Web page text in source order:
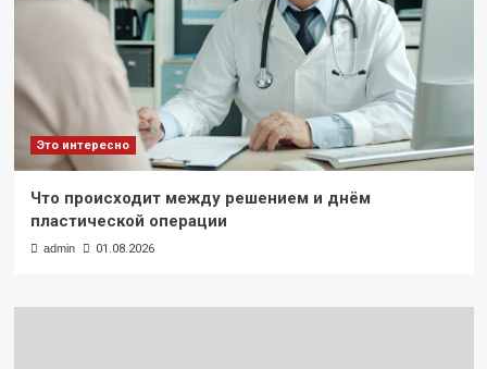
Это интересно
Что происходит между решением и днём
пластической операции
admin 01.08.2026